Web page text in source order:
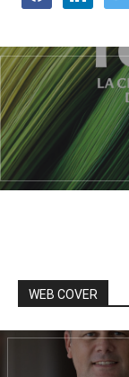
WEB COVER